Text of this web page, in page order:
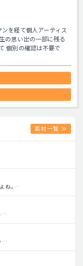
を経て個人アーティス
の思い出の一部に残る
個別の確認は不要で
素材一覧
ね。…
…
…